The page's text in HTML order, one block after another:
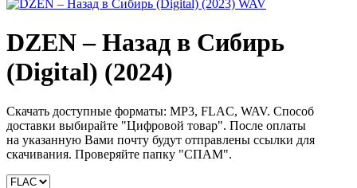
DZEN – Назад в Сибирь
(Digital) (2024)
Скачать доступные форматы: MP3, FLAC, WAV. Способ
доставки выбирайте "Цифровой товар". После оплаты
на указанную Вами почту будут отправлены ссылки для
скачивания. Проверяйте папку "СПАМ".